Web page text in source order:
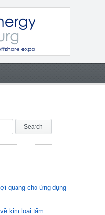
quang cho ứng dụng
kim loại tấm